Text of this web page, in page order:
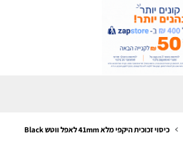
כיסוי זכוכית היקפי מלא 41mm לאפל ווטש Black